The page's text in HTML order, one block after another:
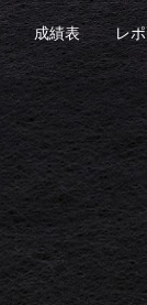
成績表 レ